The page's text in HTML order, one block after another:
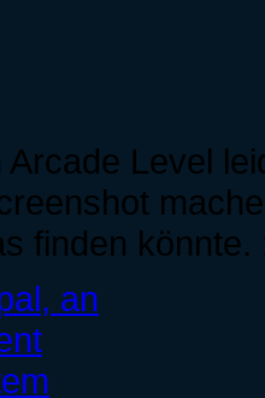
Level
finden könnte.